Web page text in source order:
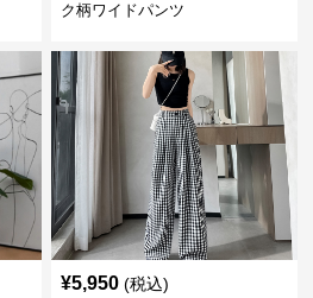
ク柄ワイドパンツ
¥5,950 (税込)